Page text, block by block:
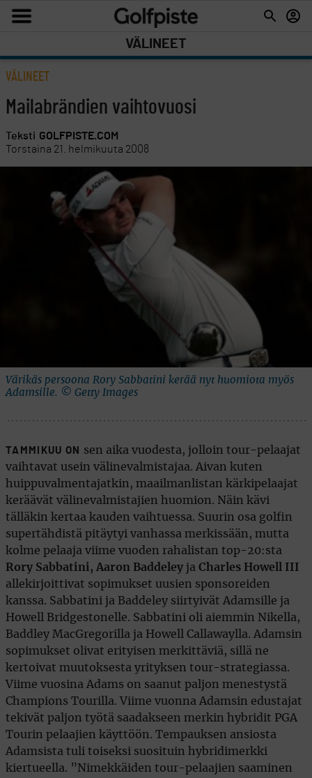
VÄLINEET
VÄLINEET
Mailabrändien vaihtovuosi
Teksti GOLFPISTE.COM
Torstaina 21. helmikuuta 2008
Värikäs persoona Rory Sabbatini kerää nyt huomiota myös
Adamsille. © Getty Images
TAMMIKUU ON
sen aika vuodesta, jolloin tour-pelaajat
vaihtavat usein välinevalmistajaa. Aivan kuten
huippuvalmentajatkin, maailmanlistan kärkipelaajat
keräävät välinevalmistajien huomion. Näin kävi
tälläkin kertaa kauden vaihtuessa. Suurin osa golfin
supertähdistä pitäytyi vanhassa merkissään, mutta
kolme pelaaja viime vuoden rahalistan top-20:sta 
Rory Sabbatini, Aaron Baddeley ja Charles Howell III
allekirjoittivat sopimukset uusien sponsoreiden
kanssa. Sabbatini ja Baddeley siirtyivät Adamsille ja
Howell Bridgestonelle. Sabbatini oli aiemmin Nikella,
Baddley MacGregorilla ja Howell Callawaylla. Adamsin
sopimukset olivat erityisen merkittäviä, sillä ne
kertoivat muutoksesta yrityksen tour-strategiassa.
Viime vuosina Adams on saanut paljon menestystä
Champions Tourilla. Viime vuonna Adamsin edustajat
tekivät paljon työtä saadakseen merkin hybridit PGA
Tourin pelaajien käyttöön. Tempauksen ansiosta
Adamsista tuli toiseksi suosituin hybridimerkki
kiertueella. ”Nimekkäiden tour-pelaajien saaminen